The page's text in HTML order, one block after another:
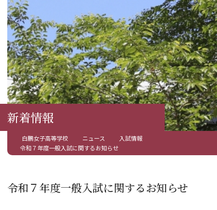
新着情報
白鵬女子高等学校 ニュース
入試情報
令和７年度一般入試に関するお知らせ
令和７年度一般入試に関するお知らせ